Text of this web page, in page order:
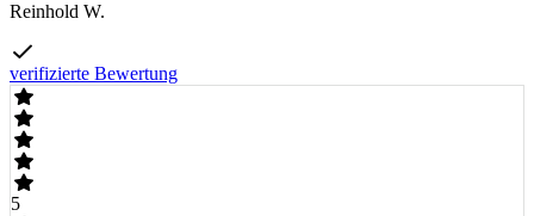
Reinhold W.
verifizierte Bewertung
5